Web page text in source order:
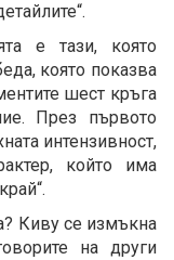
е тази, която
която показва
шест кръга
През първото
интензивност,
който има
Киву се измъкна
на други